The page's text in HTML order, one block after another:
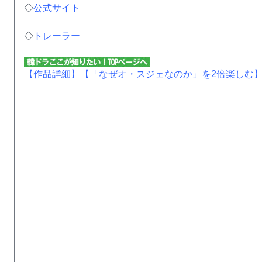
◇公式サイト
◇ トレーラー
【作品詳細】 【「なぜオ・スジェなのか」を2倍楽しむ